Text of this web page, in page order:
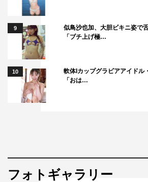
も、その「崖」に詳しい船越だからこ
もハンパない。
さらに “撮影スタッフの役をやってい
をアドバイスをするなど、絵作りに関
が広い“座長・船越” の活躍ぶりはまさ
9
似鳥沙也加、大胆ビキニ姿で
「ブチ上げ極…
10
軟体Iカップグラビアアイドル
「おは…
フォトギャラリー